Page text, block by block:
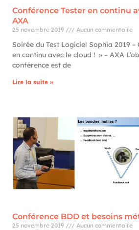
Conférence Tester en continu
AXA
25 novembre 2019 Aucun commentaire
Soirée du Test Logiciel Sophia 2019
en continu avec le cloud ! » – AXA
conférence est de
Lire la suite »
Conférence BDD et besoins
25 novembre 2019 Aucun commentaire